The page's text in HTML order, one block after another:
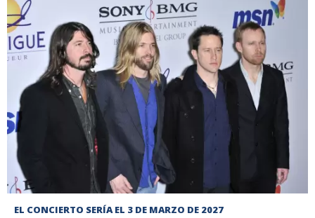
EL CONCIERTO SERÍA EL 3 DE MARZO DE 2027